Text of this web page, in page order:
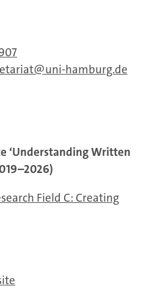
uni-hamburg.de
‘Understanding Written
Field C: Creating